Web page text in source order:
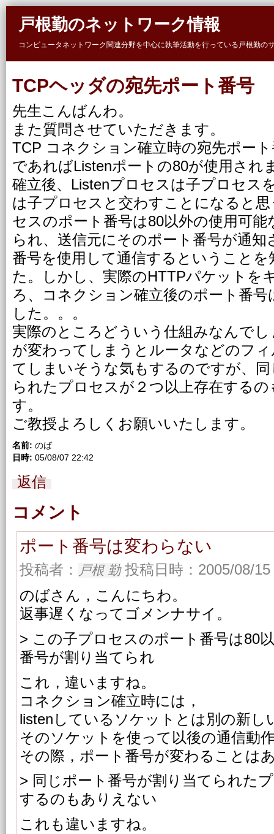
戸根勤のネットワーク情報
コンピュータネットワーク関連分野を中心に執筆活動を行っている戸根勤
TCPヘッダの宛先ポート番号
先生こんばんわ。
また質問させていただきます。
TCP コネクション確立時の宛先ポー
であればListenポートの80が使用され
確立後、Listenプロセスは子プロセス
は子プロセスと交わすことになると
セスのポート番号は80以外の使用可
られ、送信元にそのポート番号が通
番号を使用して通信するということ
た。しかし、実際のHTTPパケットを
ろ、コネクション確立後のポート番
した。。。
実際のところどういう仕組みなんで
が変わってしまうとルータなどのフ
てしまいそうな気もするのですが、
られたプロセスが２つ以上存在する
す。
ご教授よろしくお願いいたします。
名前: のば
日時: 05/08/07 22:42
返信
コメント
ポート番号は変わらない
投稿者： 戸根 勤投稿日時：2005/08/15
のばさん，こんにちわ。
返事遅くなってゴメンナサイ。
> この子プロセスのポート番号は80
番号が割り当てられ
これ，違いますね。
コネクション確立時には，
listenしているソケットとは別の新し
そのソケットを使って以後の通信動
その際，ポート番号が変わることは
> 同じポート番号が割り当てられた
するのもありえない
これも違いますね。